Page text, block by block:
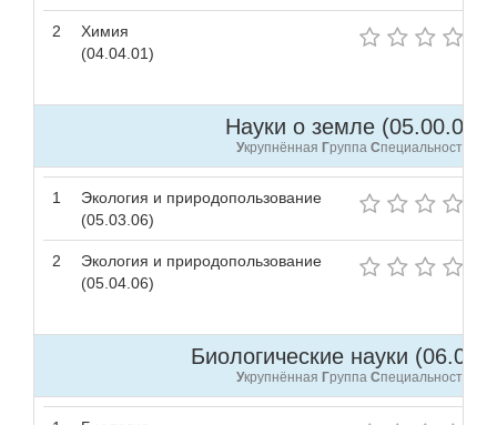
2
Химия
(04.04.01)
Науки о земле (05.00.00 )
Укрупнённая Группа Специальностей
1
Экология и природопользование
(05.03.06)
2
Экология и природопользование
(05.04.06)
Биологические науки
Укрупнённая Группа Специальностей